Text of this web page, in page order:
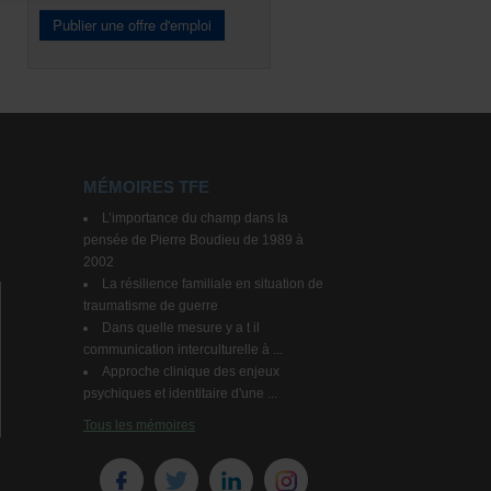
IT / ICT
Ingénierie / Technique
MÉMOIRES TFE
L’importance du champ dans la
pensée de Pierre Boudieu de 1989 à
2002
La résilience familiale en situation de
traumatisme de guerre
Dans quelle mesure y a t il
communication interculturelle à ...
Approche clinique des enjeux
psychiques et identitaire d'une ...
Tous les mémoires